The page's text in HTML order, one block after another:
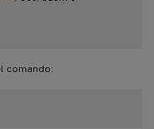
comando: